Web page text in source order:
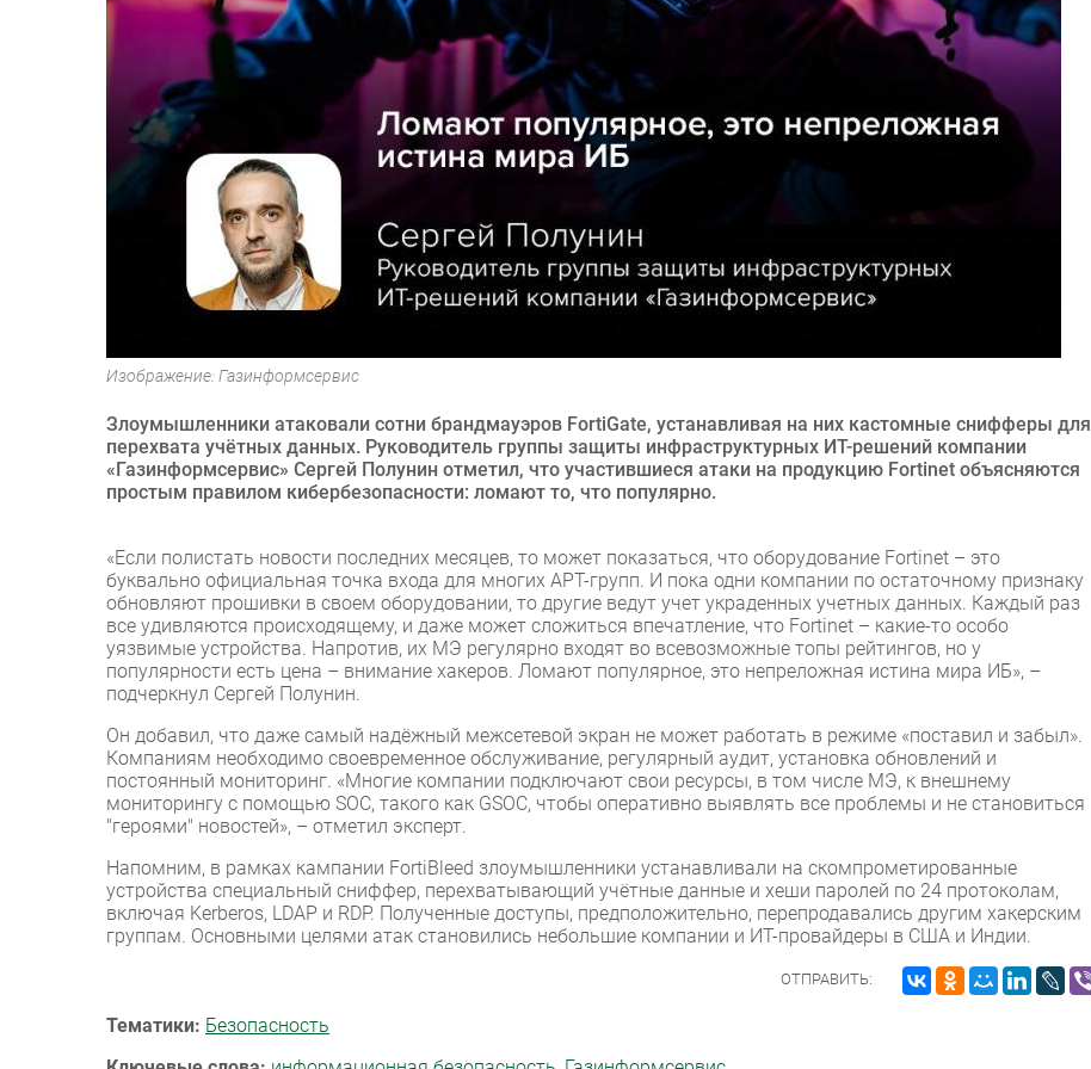
Изображение: Газинформсервис
Злоумышленники атаковали сотни брандмауэров FortiGate, устанавливая на них кастомные снифферы для
перехвата учётных данных. Руководитель группы защиты инфраструктурных ИТ-решений компании
«Газинформсервис» Сергей Полунин отметил, что участившиеся атаки на продукцию Fortinet объясняются
простым правилом кибербезопасности: ломают то, что популярно.
«Если полистать новости последних месяцев, то может показаться, что оборудование Fortinet – это
буквально официальная точка входа для многих APT-групп. И пока одни компании по остаточному признаку
обновляют прошивки в своем оборудовании, то другие ведут учет украденных учетных данных. Каждый раз
все удивляются происходящему, и даже может сложиться впечатление, что Fortinet – какие-то особо
уязвимые устройства. Напротив, их МЭ регулярно входят во всевозможные топы рейтингов, но у
популярности есть цена – внимание хакеров. Ломают популярное, это непреложная истина мира ИБ», –
подчеркнул Сергей Полунин.
Он добавил, что даже самый надёжный межсетевой экран не может работать в режиме «поставил и забыл».
Компаниям необходимо своевременное обслуживание, регулярный аудит, установка обновлений и
постоянный мониторинг. «Многие компании подключают свои ресурсы, в том числе МЭ, к внешнему
мониторингу с помощью SOC, такого как GSOC, чтобы оперативно выявлять все проблемы и не становиться
"героями" новостей», – отметил эксперт.
Напомним, в рамках кампании FortiBleed злоумышленники устанавливали на скомпрометированные
устройства специальный сниффер, перехватывающий учётные данные и хеши паролей по 24 протоколам,
включая Kerberos, LDAP и RDP. Полученные доступы, предположительно, перепродавались другим хакерским
группам. Основными целями атак становились небольшие компании и ИТ-провайдеры в США и Индии.
ОТПРАВИТЬ:
Тематики: Безопасность